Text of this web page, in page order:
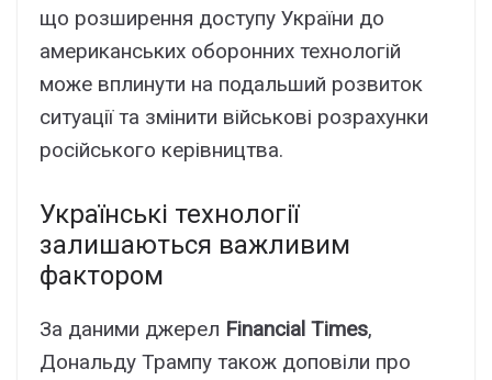
що розширення доступу України до
американських оборонних технологій
може вплинути на подальший розвиток
ситуації та змінити військові розрахунки
російського керівництва.
Українські технології
залишаються важливим
фактором
За даними джерел Financial Times,
Дональду Трампу також доповіли про